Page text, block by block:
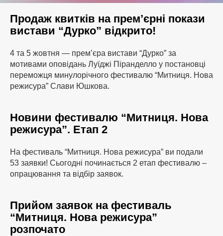
Продаж квитків на прем’єрні покази
вистави “Дурко” відкрито!
4 та 5 жовтня — прем’єра вистави “Дурко” за
мотивами оповідань Луїджі Піранделло у постановці
переможця минулорічного фестивалю “Митниця. Нова
режисура” Слави Юшкова.
Новини фестивалю “Митниця. Нова
режисура”. Етап 2
На фестиваль “Митниця. Нова режисура” ви подали
53 заявки! Сьогодні починається 2 етап фестивалю –
опрацювання та відбір заявок.
Прийом заявок на фестиваль
“Митниця. Нова режисура”
розпочато